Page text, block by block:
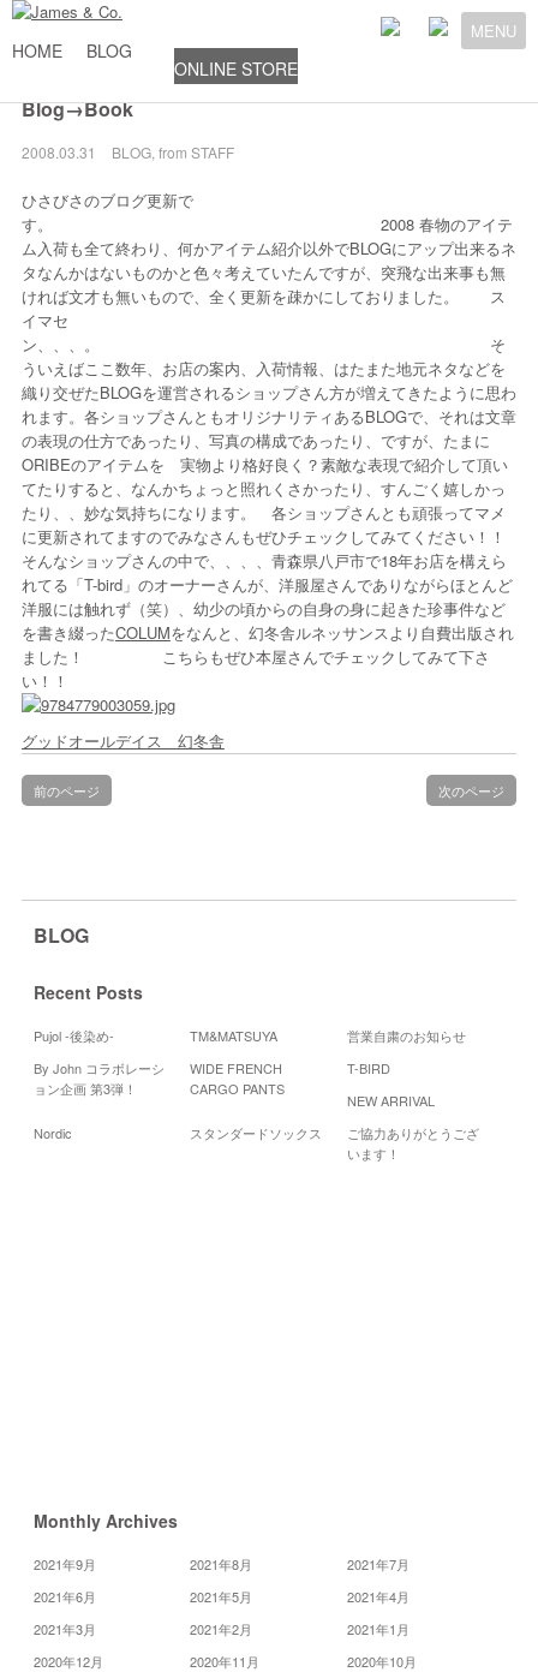
MENU
HOME BLOG
ONLINE STORE
Blog→Book
2008.03.31 BLOG, from STAFF
ひさびさのブログ更新で
す。 2008 春物のアイテ
ム入荷も全て終わり、何かアイテム紹介以外でBLOGにアップ出来るネ
タなんかはないものかと色々考えていたんですが、突飛な出来事も無
ければ文才も無いもので、全く更新を疎かにしておりました。 ス
イマセ
ン、、、。 そ
ういえばここ数年、お店の案内、入荷情報、はたまた地元ネタなどを
織り交ぜたBLOGを運営されるショップさん方が増えてきたように思わ
れます。各ショップさんともオリジナリティあるBLOGで、それは文章
の表現の仕方であったり、写真の構成であったり、ですが、たまに
ORIBEのアイテムを 実物より格好良く？素敵な表現で紹介して頂い
てたりすると、なんかちょっと照れくさかったり、すんごく嬉しかっ
たり、、妙な気持ちになります。 各ショップさんとも頑張ってマメ
に更新されてますのでみなさんもぜひチェックしてみてください！！
そんなショップさんの中で、、、、青森県八戸市で18年お店を構えら
れてる「T-bird」のオーナーさんが、洋服屋さんでありながらほとんど
洋服には触れず（笑）、幼少の頃からの自身の身に起きた珍事件など
を書き綴ったCOLUMをなんと、幻冬舎ルネッサンスより自費出版され
ました！ こちらもぜひ本屋さんでチェックしてみて下さ
い！！
グッドオールデイス 幻冬舎
前のページ 次のページ
BLOG
Recent Posts
Pujol -後染め- TM&MATSUYA
営業自粛のお知らせ
By John コラボレーシ
ョン企画 第3弾！
WIDE FRENCH
CARGO PANTS
T-BIRD
NEW ARRIVAL
Nordic
スタンダードソックス
ご協力ありがとうござ
います！
Monthly Archives
2021年9月 2021年8月
2021年7月
2021年6月
2021年5月
2021年4月
2021年3月
2021年2月
2021年1月
2020年12月
2020年11月
2020年10月